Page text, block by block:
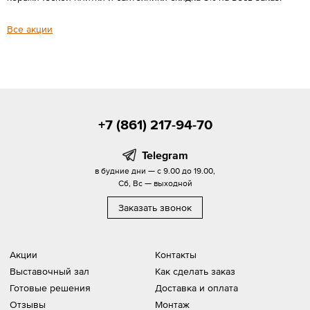
Все акции
Акции
Выставочный зал
Готовые решения
Отзывы
Контакты
Как сделать заказ
Доставка и оплата
Монтаж
+7 (861) 217-94-70
Telegram
в будние дни — с 9.00 до 19.00,
Сб, Вс — выходной
Заказать звонок